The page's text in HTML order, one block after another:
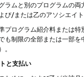
ラムと別のプログラムの
び/または乙のアソシエイ
プログラム紹介料または
も制限の全部または一部
。
と支払い